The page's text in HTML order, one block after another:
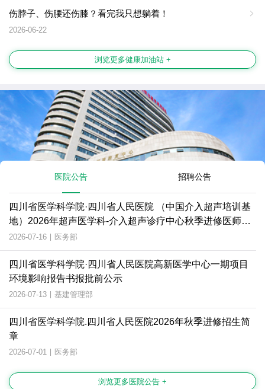
伤脖子、伤腰还伤膝？看完我只想躺着！
2026-06-22
浏览更多健康加油站 +
医院公告 招聘公告
四川省医学科学院·四川省人民医院 （中国介入超声培训基
地）2026年超声医学科-介入超声诊疗中心秋季进修医师招
生简章
2026-07-16 | 医务部
四川省医学科学院·四川省人民医院高新医学中心一期项目
环境影响报告书报批前公示
2026-07-13 | 基建管理部
四川省医学科学院.四川省人民医院2026年秋季进修招生简
章
2026-07-01 | 医务部
浏览更多医院公告 +